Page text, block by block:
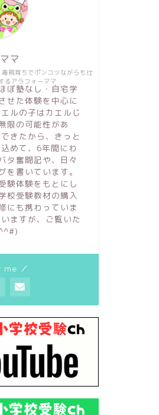
毒親育ちでポンコツながらも仕
るアラフォーママ
マ
ぼ塾なし・自宅学
せた体験を中心に
ルの子はカエルじ
限の可能性があ
きたから、きっと
めて、6年間にわ
タ奮闘記や、日々
を書いています。
験体験をもとにし
校受験教材の購入
にも携わっていま
ますが、ご覧いた
me ／